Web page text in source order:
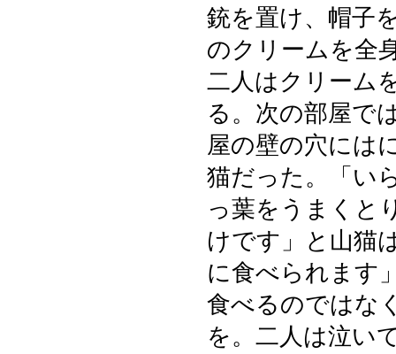
銃を置け、帽子
のクリームを全
二人はクリーム
る。次の部屋で
屋の壁の穴には
猫だった。「い
っ葉をうまくと
けです」と山猫
に食べられます
食べるのではな
を。二人は泣い